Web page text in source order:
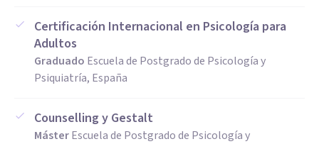
Certificación Internacional en Psicología para
Adultos
Graduado Escuela de Postgrado de Psicología y
Psiquiatría, España
Counselling y Gestalt
MásterEscuela de Postgrado de Psicología y